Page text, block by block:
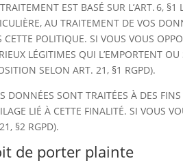
EST BASÉ SUR L’ART. 6,
AU TRAITEMENT DE VOS
CETTE POLITIQUE. SI VOUS VOUS
LÉGITIMES QUI L’EMPORTENT
SELON ART. 21, §1 RGPD).
DONNÉES SONT TRAITÉES À DES
LIÉ À CETTE FINALITÉ. SI VOUS
§2 RGPD).
de porter plainte